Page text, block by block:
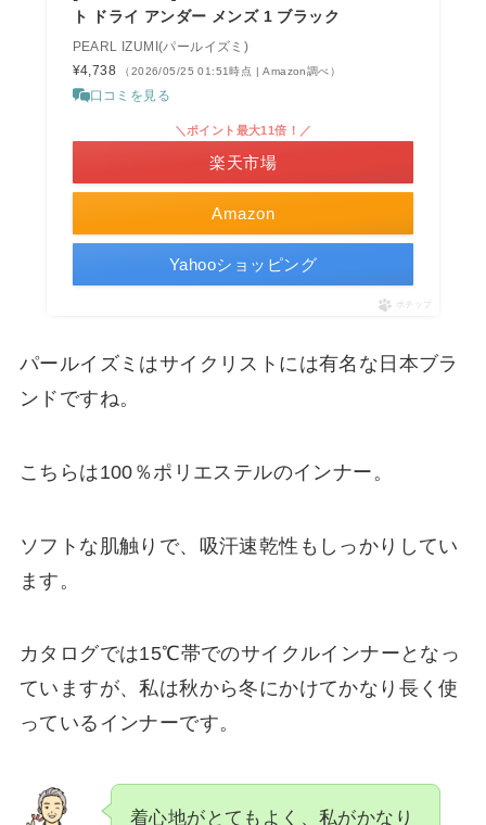
ト ドライ アンダー メンズ 1 ブラック
PEARL IZUMI(パールイズミ)
¥4,738
（2026/05/25 01:51時点 | Amazon調べ）
口コミを見る
Amazon
＼ポイント最大11倍！／
楽天市場
Yahooショッピング
ポチップ
パールイズミはサイクリストには有名な日本ブラ
ンドですね。
こちらは100％ポリエステルのインナー。
ソフトな肌触りで、吸汗速乾性もしっかりしてい
ます。
カタログでは15℃帯でのサイクルインナーとなっ
ていますが、私は秋から冬にかけてかなり長く使
っているインナーです。
着心地がとてもよく、私がかなり